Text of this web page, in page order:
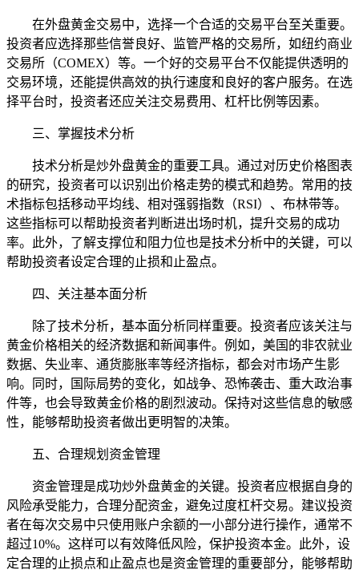
在外盘黄金交易中，选择一个合适的交易平台至关重要。
投资者应选择那些信誉良好、监管严格的交易所，如纽约商业
交易所（COMEX）等。一个好的交易平台不仅能提供透明的
交易环境，还能提供高效的执行速度和良好的客户服务。在选
择平台时，投资者还应关注交易费用、杠杆比例等因素。
三、掌握技术分析
技术分析是炒外盘黄金的重要工具。通过对历史价格图表
的研究，投资者可以识别出价格走势的模式和趋势。常用的技
术指标包括移动平均线、相对强弱指数（RSI）、布林带等。
这些指标可以帮助投资者判断进出场时机，提升交易的成功
率。此外，了解支撑位和阻力位也是技术分析中的关键，可以
帮助投资者设定合理的止损和止盈点。
四、关注基本面分析
除了技术分析，基本面分析同样重要。投资者应该关注与
黄金价格相关的经济数据和新闻事件。例如，美国的非农就业
数据、失业率、通货膨胀率等经济指标，都会对市场产生影
响。同时，国际局势的变化，如战争、恐怖袭击、重大政治事
件等，也会导致黄金价格的剧烈波动。保持对这些信息的敏感
性，能够帮助投资者做出更明智的决策。
五、合理规划资金管理
资金管理是成功炒外盘黄金的关键。投资者应根据自身的
风险承受能力，合理分配资金，避免过度杠杆交易。建议投资
者在每次交易中只使用账户余额的一小部分进行操作，通常不
超过10%。这样可以有效降低风险，保护投资本金。此外，设
定合理的止损点和止盈点也是资金管理的重要部分，能够帮助